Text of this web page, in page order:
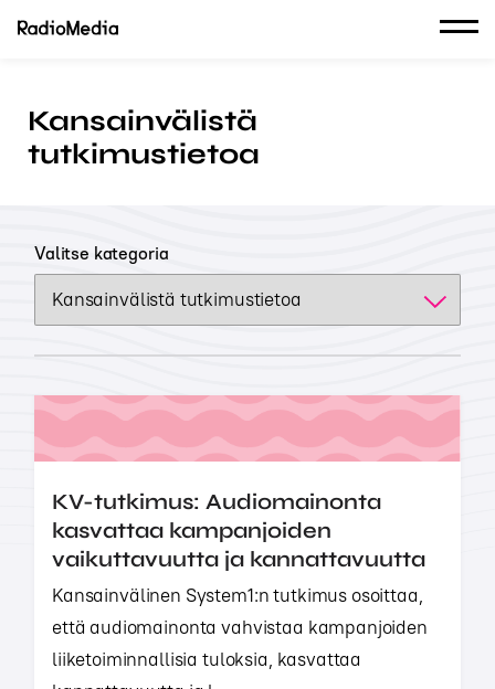
Kansainvälistä
tutkimustietoa
Valitse kategoria
KV-tutkimus: Audiomainonta
kasvattaa kampanjoiden
vaikuttavuutta ja kannattavuutta
Kansainvälinen System1:n tutkimus osoittaa,
että audiomainonta vahvistaa kampanjoiden
liiketoiminnallisia tuloksia, kasvattaa